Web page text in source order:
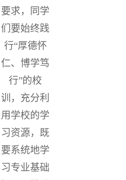
要求，同学
们要始终践
行“厚德怀
仁、博学笃
行”的校
训，充分利
用学校的学
习资源，既
要系统地学
习专业基础